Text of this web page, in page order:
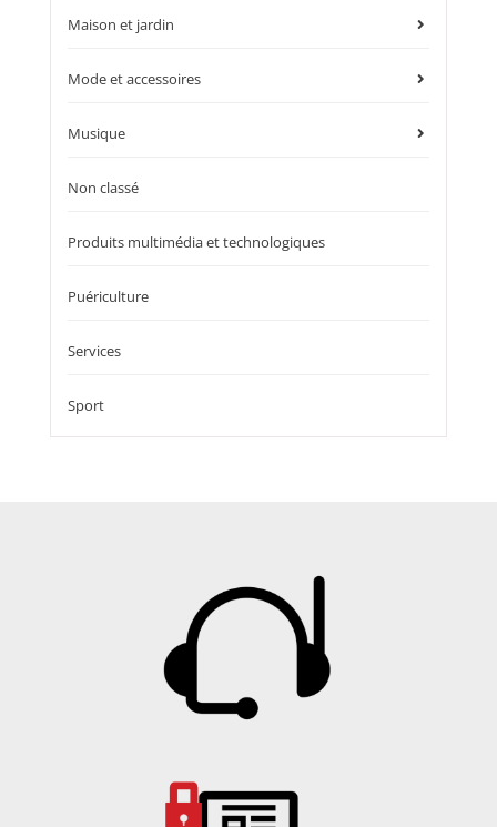
Maison et jardin
Mode et accessoires
Musique
Non classé
Produits multimédia et technologiques
Puériculture
Services
Sport